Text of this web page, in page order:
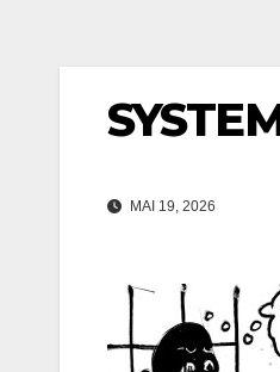
MAI 19, 2026